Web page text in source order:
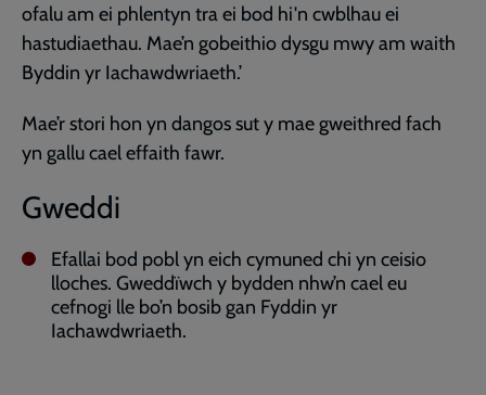
ofalu am ei phlentyn tra ei bod hi'n cwblhau ei
hastudiaethau. Mae’n gobeithio dysgu mwy am waith
Byddin yr Iachawdwriaeth.’
Mae’r stori hon yn dangos sut y mae gweithred fach
yn gallu cael effaith fawr.
Gweddi
Efallai bod pobl yn eich cymuned chi yn ceisio
lloches. Gweddïwch y bydden nhw’n cael eu
cefnogi lle bo’n bosib gan Fyddin yr
Iachawdwriaeth.